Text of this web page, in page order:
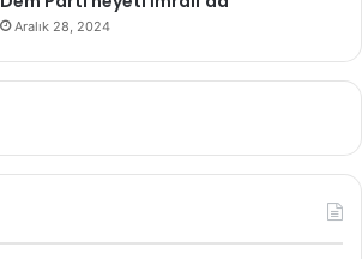
Aralık 28, 2024